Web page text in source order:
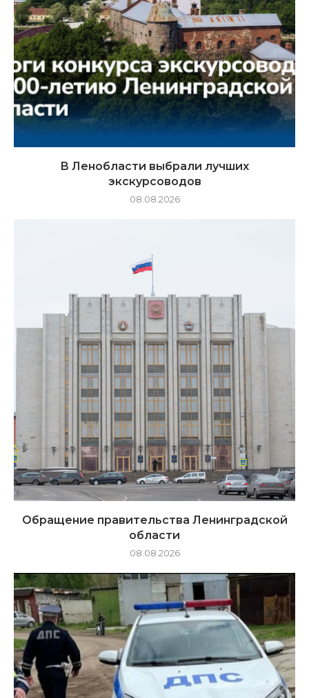
В Ленобласти выбрали лучших
экскурсоводов
08.08.2026
Обращение правительства Ленинградской
области
08.08.2026